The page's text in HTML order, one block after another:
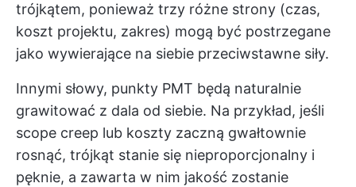
trójkątem, ponieważ trzy różne strony (czas,
koszt projektu, zakres) mogą być postrzegane
jako wywierające na siebie przeciwstawne siły.
Innymi słowy, punkty PMT będą naturalnie
grawitować z dala od siebie. Na przykład, jeśli
scope creep lub koszty zaczną gwałtownie
rosnąć, trójkąt stanie się nieproporcjonalny i
pęknie, a zawarta w nim jakość zostanie